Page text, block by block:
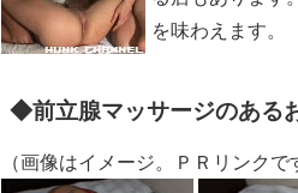
を味わえます。
◆前立腺マッサージのある
（画像はイメージ。ＰＲリンクで